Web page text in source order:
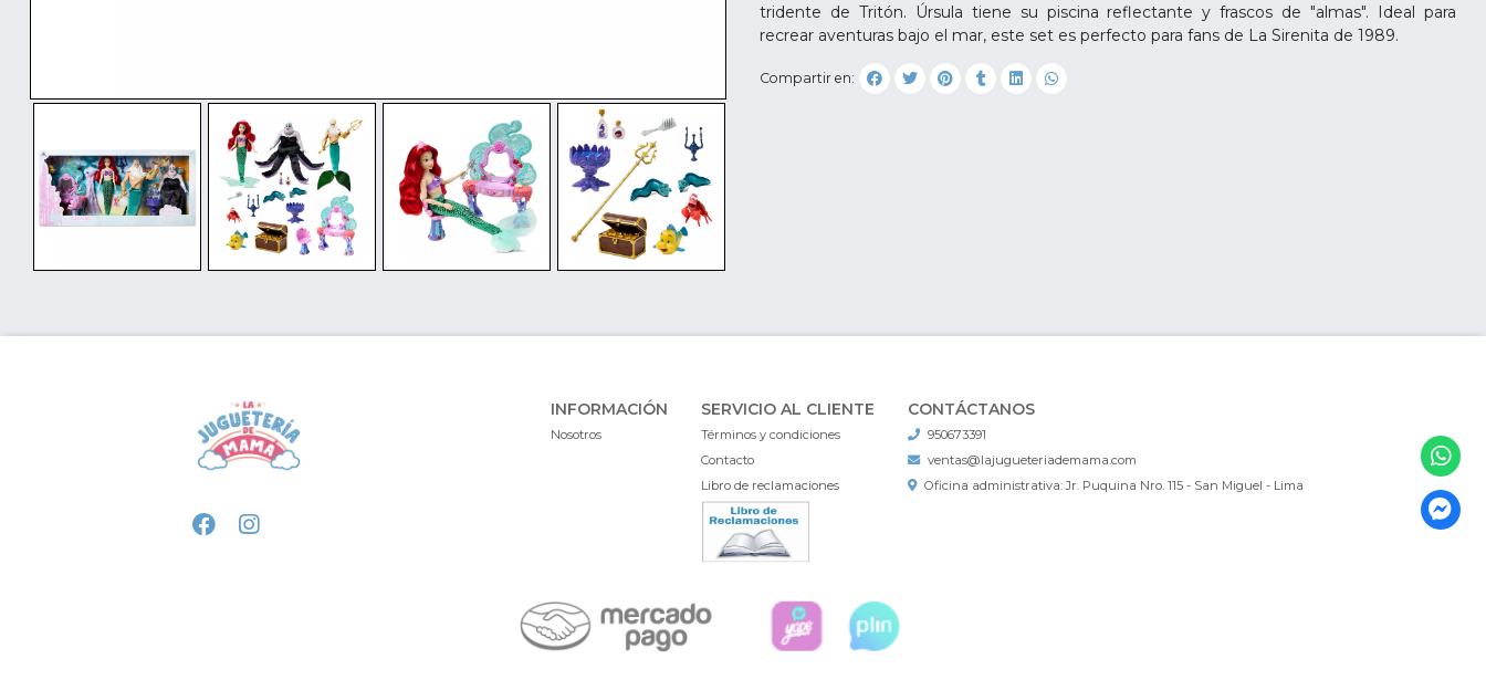
tridente de Tritón. Úrsula tiene su piscina reflectante y frascos de "almas". Ideal para
recrear aventuras bajo el mar, este set es perfecto para fans de La Sirenita de 1989.
Compartir en:
INFORMACIÓN
Nosotros
SERVICIO AL CLIENTE
Términos y condiciones
Contacto
Libro de reclamaciones
CONTÁCTANOS
950673391
ventas@lajugueteriademama.com
Oficina administrativa: Jr. Puquina Nro. 115 - San Miguel - Lima